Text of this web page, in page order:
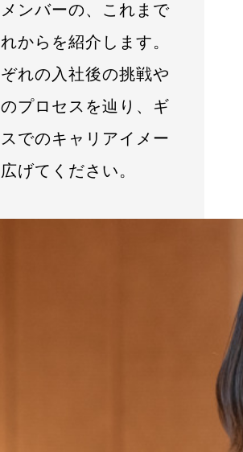
ンバーの、これまで
からを紹介します。
れの入社後の挑戦や
プロセスを辿り、ギ
でのキャリアイメー
げてください。